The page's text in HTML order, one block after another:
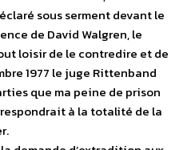
sous serment devant le
de David Walgren, le
loisir de le contredire et de
1977 le juge Rittenband
que ma peine de prison
à la totalité de la